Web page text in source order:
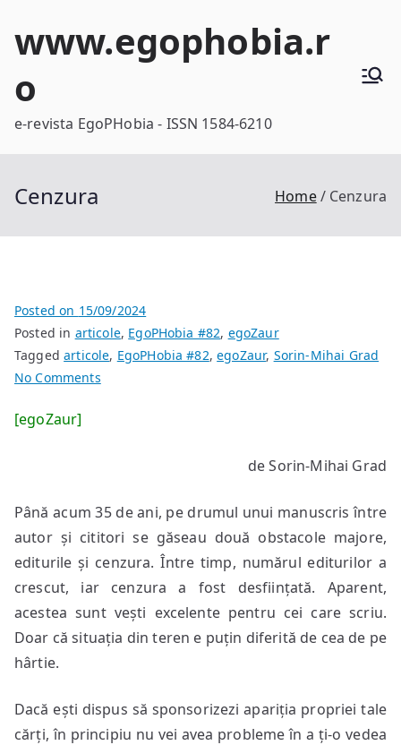
www.egophobia.r
o
e-revista EgoPHobia - ISSN 1584-6210
Cenzura Home Cenzura
Posted on 15/09/2024
Posted in articole, EgoPHobia #82, egoZaur
Taggedarticole, EgoPHobia #82,egoZaur, Sorin-Mihai Grad
No Commentson
[egoZaur]
de Sorin-Mihai Grad
Până acum 35 de ani, pe drumul unui manuscris între
autor și cititori se găseau două obstacole majore,
editurile și cenzura. Între timp, numărul editurilor a
crescut, iar cenzura a fost desființată. Aparent,
acestea sunt vești excelente pentru cei care scriu.
Doar că situația din teren e puțin diferită de cea de pe
hârtie.
Dacă ești dispus să sponsorizezi apariția propriei tale
cărți, în principiu nu vei avea probleme în a ți-o vedea